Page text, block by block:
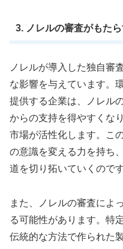
3. ノレルの審査がもた
ノレルが導入した独自審
な影響を与えています。
提供する企業は、ノレル
からの支持を得やすくな
市場が活性化します。こ
の意識を変える力を持ち
道を切り拓いていくのです
また、ノレルの審査によ
る可能性があります。特
伝統的な方法で作られた